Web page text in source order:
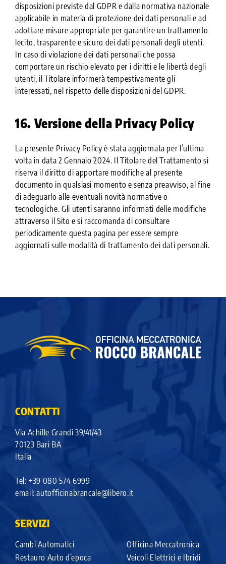
disposizioni previste dal GDPR e dalla normativa nazionale
applicabile in materia di protezione dei dati personali e ad
adottare misure appropriate per garantire un trattamento
lecito, trasparente e sicuro dei dati personali degli utenti.
In caso di violazione dei dati personali che possa
comportare un rischio elevato per i diritti e le libertà degli
utenti, il Titolare informerà tempestivamente gli
interessati, nel rispetto delle disposizioni del GDPR.
16. Versione della Privacy Policy
La presente Privacy Policy è stata aggiornata per l’ultima
volta in data 2 Gennaio 2024. Il Titolare del Trattamento si
riserva il diritto di apportare modifiche al presente
documento in qualsiasi momento e senza preavviso, al fine
di adeguarlo alle eventuali novità normative o
tecnologiche. Gli utenti saranno informati delle modifiche
attraverso il Sito e si raccomanda di consultare
periodicamente questa pagina per essere sempre
aggiornati sulle modalità di trattamento dei dati personali.
CONTATTI
Via Achille Grandi 39/41/43
70123 Bari BA
Italia
Tel: +39 080 574 6999
email:autofficinabrancale@libero.it
SERVIZI
Cambi Automatici
Officina Meccatronica
Restauro Auto d’epoca
Veicoli Elettrici e Ibridi